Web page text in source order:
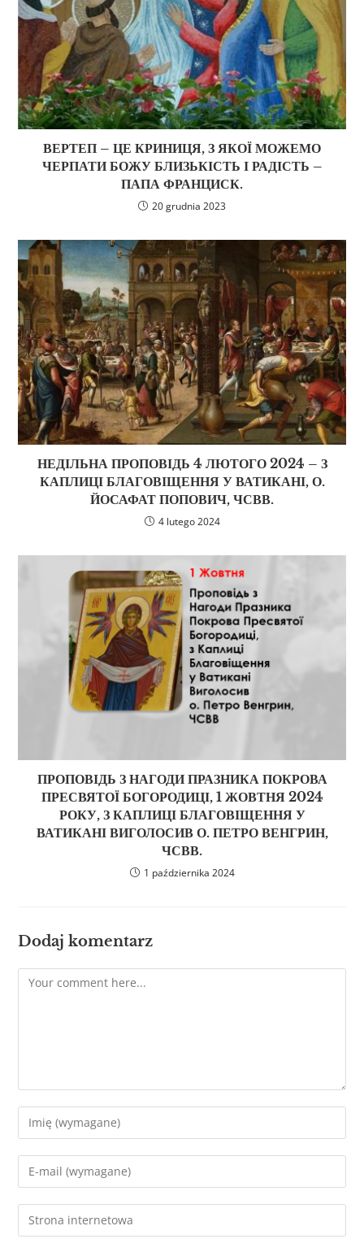
ВЕРТЕП – ЦЕ КРИНИЦЯ, З ЯКОЇ МОЖЕМО
ЧЕРПАТИ БОЖУ БЛИЗЬКІСТЬ І РАДІСТЬ –
ПАПА ФРАНЦИСК.
20 grudnia 2023
НЕДІЛЬНА ПРОПОВІДЬ 4 ЛЮТОГО 2024 – З
КАПЛИЦІ БЛАГОВІЩЕННЯ У ВАТИКАНІ, О.
ЙОСАФАТ ПОПОВИЧ, ЧСВВ.
4 lutego 2024
ПРОПОВІДЬ З НАГОДИ ПРАЗНИКА ПОКРОВА
ПРЕСВЯТОЇ БОГОРОДИЦІ, 1 ЖОВТНЯ 2024
РОКУ, З КАПЛИЦІ БЛАГОВІЩЕННЯ У
ВАТИКАНІ ВИГОЛОСИВ О. ПЕТРО ВЕНГРИН,
ЧСВВ.
1 października 2024
Dodaj komentarz